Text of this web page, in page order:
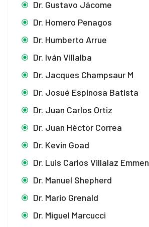
Dr. Gustavo Jácome
Dr. Homero Penagos
Dr. Humberto Arrue
Dr. Iván Villalba
Dr. Jacques Champsaur M
Dr. Josué Espinosa Batista
Dr. Juan Carlos Ortiz
Dr. Juan Héctor Correa
Dr. Kevin Goad
Dr. Luis Carlos Villalaz Emmen
Dr. Manuel Shepherd
Dr. Mario Grenald
Dr. Miguel Marcucci